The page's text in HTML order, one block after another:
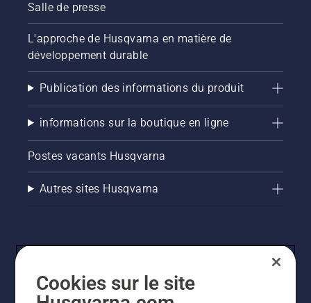
Salle de presse
L'approche de Husqvarna en matière de
développement durable
Publication des informations du produit
informations sur la boutique en ligne
Postes vacants Husqvarna
Autres sites Husqvarna
Cookies sur le site